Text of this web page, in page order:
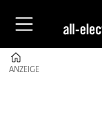
ANZEIGE
ANZEIGE